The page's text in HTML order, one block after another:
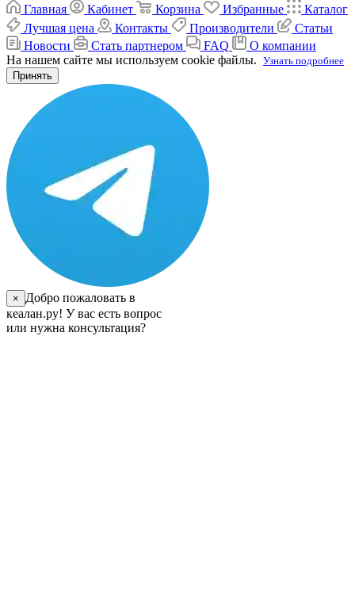
Главная
Кабинет Корзина Избранные
Каталог
Лучшая цена
Контакты Производители
Статьи
Новости
Стать партнером FAQ
О компании
На нашем сайте мы используем cookie файлы. Узнать подробнее
Принять
×
Добро пожаловать в
кеалан.ру! У вас есть вопрос
или нужна консультация?